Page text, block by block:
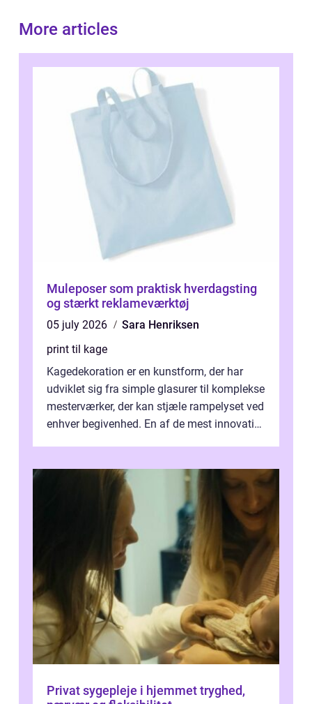
More articles
Muleposer som praktisk hverdagsting
og stærkt reklameværktøj
05 july 2026
Sara Henriksen
print til kage
Kagedekoration er en kunstform, der har
udviklet sig fra simple glasurer til komplekse
mesterværker, der kan stjæle rampelyset ved
enhver begivenhed. En af de mest innovative
Privat sygepleje i hjemmet tryghed,